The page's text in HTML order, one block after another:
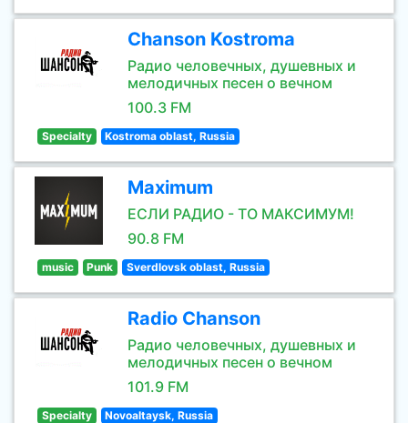
Chanson Kostroma
Радио человечных, душевных и
мелодичных песен о вечном
100.3 FM
Specialty Kostroma oblast, Russia
Maximum
ЕСЛИ РАДИО - ТО МАКСИМУМ!
90.8 FM
music Punk Sverdlovsk oblast, Russia
Radio Chanson
Радио человечных, душевных и
мелодичных песен о вечном
101.9 FM
Specialty Novoaltaysk, Russia